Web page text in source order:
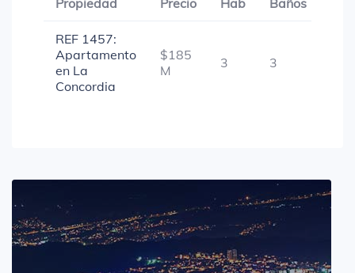
Propiedad
Precio Hab Baños
REF 1457:
Apartamento
en La
Concordia
$185
M
3 3